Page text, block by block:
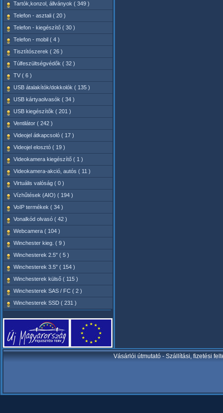
Tartók,konzol, állványok ( 349 )
Telefon - asztali ( 20 )
Telefon - kiegészítő ( 30 )
Telefon - mobil ( 4 )
Tisztítószerek ( 26 )
Túlfeszültségvédők ( 32 )
TV ( 6 )
USB átalakítók/dokkolók ( 135 )
USB kártyaolvasók ( 34 )
USB kiegészítők ( 201 )
Ventilátor ( 242 )
Videojel átkapcsoló ( 17 )
Videojel elosztó ( 19 )
Videokamera kiegészítő ( 1 )
Videokamera-akció, autós ( 11 )
Virtuális valóság ( 0 )
Vízhűtések (AIO) ( 194 )
VoIP termékek ( 34 )
Vonalkód olvasó ( 42 )
Webcamera ( 104 )
Winchester kieg. ( 9 )
Winchesterek 2.5" ( 5 )
Winchesterek 3.5" ( 154 )
Winchesterek külső ( 115 )
Winchesterek SAS / FC ( 2 )
Winchesterek SSD ( 231 )
Vásárlói útmutató-Szállítási, fizetési